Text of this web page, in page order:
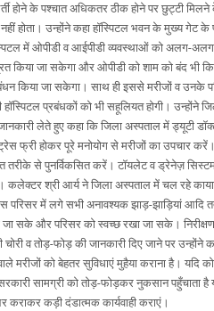
होने के पश्चात अधिकतर ठीक होने पर छुट्टी
होता। उन्होंने कहा हॉस्पिटल भवन के मुख्य गेट के
में ओपीडी व आईपीडी व्यवस्थाओं को अलग-
किया जा सकेगा और ओपीडी को शाम को बंद भी
किया जा सकेगा। साथ ही इससे मरीजों व उनके
प्रबंधकों को भी सहूलियत होगी। उन्होंने
लेते हुए कहा कि जिला अस्पताल में ड्यूटी
फ्री होकर पूरे मनोयोग से मरीजों का उपचार
तरीके से पुनर्विकसित करें। टॉयलेट व ड्रेनेज़
कलेक्टर श्री आर्य ने जिला अस्पताल में चल रहे
परिसर में लगे सभी अनावश्यक झाड़-झाड़ियां आदि
सके और परिसर को स्वच्छ रखा जा सके।
व तोड़-फोड़ की जानकारी दिए जाने पर उन्होंने
मरीजों को बेहतर सुविधाएं मुहैया कराना है। यदि
सामग्री को तोड़-फोड़कर नुकसान पहुँचाता है
कड़ी दंडात्मक कार्यवाही कराएं।